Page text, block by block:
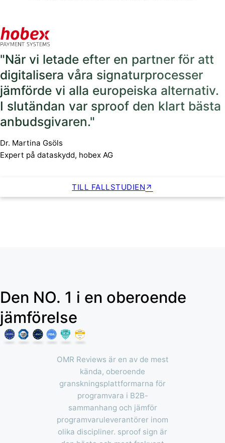
"När vi letade efter en partner för att
digitalisera våra signaturprocesser
jämförde vi alla europeiska alternativ.
I slutändan var sproof den klart bästa
anbudsgivaren."
Dr. Martina Gsöls
Expert på dataskydd, hobex AG
TILL FALLSTUDIEN
Den NO. 1 i en oberoende
jämförelse
OMR Reviews är en av de mest
kända, oberoende
granskningsplattformarna för
programvara i B2B-
sammanhang och jämför
programvaruleverantörer inom
olika discipliner. sproof sign är